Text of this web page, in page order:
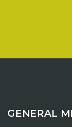
GENERAL